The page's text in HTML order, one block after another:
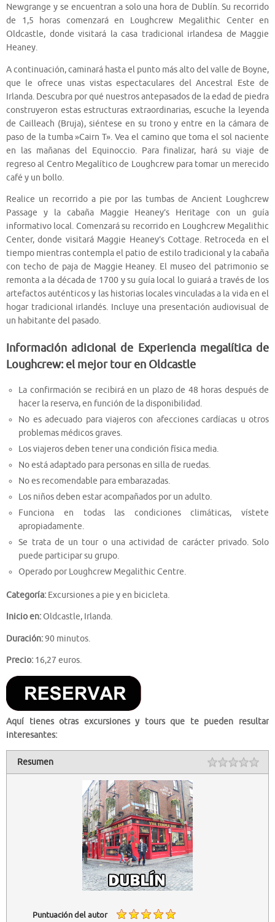
Newgrange y se encuentran a solo una hora de Dublín. Su recorrido
de 1,5 horas comenzará en Loughcrew Megalithic Center en
Oldcastle, donde visitará la casa tradicional irlandesa de Maggie
Heaney.
A continuación, caminará hasta el punto más alto del valle de Boyne,
que le ofrece unas vistas espectaculares del Ancestral Este de
Irlanda. Descubra por qué nuestros antepasados ​​de la edad de piedra
construyeron estas estructuras extraordinarias, escuche la leyenda
de Cailleach (Bruja), siéntese en su trono y entre en la cámara de
paso de la tumba »Cairn T». Vea el camino que toma el sol naciente
en las mañanas del Equinoccio. Para finalizar, hará su viaje de
regreso al Centro Megalítico de Loughcrew para tomar un merecido
café y un bollo.
Realice un recorrido a pie por las tumbas de Ancient Loughcrew
Passage y la cabaña Maggie Heaney’s Heritage con un guía
informativo local. Comenzará su recorrido en Loughcrew Megalithic
Center, donde visitará Maggie Heaney’s Cottage. Retroceda en el
tiempo mientras contempla el patio de estilo tradicional y la cabaña
con techo de paja de Maggie Heaney. El museo del patrimonio se
remonta a la década de 1700 y su guía local lo guiará a través de los
artefactos auténticos y las historias locales vinculadas a la vida en el
hogar tradicional irlandés. Incluye una presentación audiovisual de
un habitante del pasado.
Información adicional de Experiencia megalítica de
Loughcrew: el mejor tour en Oldcastle
La confirmación se recibirá en un plazo de 48 horas después de
hacer la reserva, en función de la disponibilidad.
No es adecuado para viajeros con afecciones cardíacas u otros
problemas médicos graves.
Los viajeros deben tener una condición física media.
No está adaptado para personas en silla de ruedas.
No es recomendable para embarazadas.
Los niños deben estar acompañados por un adulto.
Funciona en todas las condiciones climáticas, vístete
apropiadamente.
Se trata de un tour o una actividad de carácter privado. Solo
puede participar su grupo.
Operado por Loughcrew Megalithic Centre.
Categoría: Excursiones a pie y en bicicleta.
Inicio en:Oldcastle, Irlanda.
Duración:90 minutos.
Precio: 16,27 euros.
Aquí tienes otras excursiones y tours que te pueden resultar
interesantes:
Resumen
Puntuación del autor